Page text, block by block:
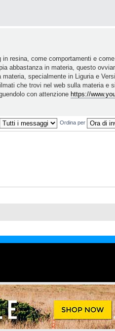
resina, come comportamenti e
abbastanza in materia, questo
specialmente in Liguria e
che trovi nel web sulla materia e
con attenzione https://
Ordina per